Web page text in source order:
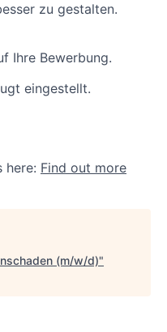
zu gestalten.
Ihre Bewerbung.
eingestellt.
here: Find out more
(m/w/d)"